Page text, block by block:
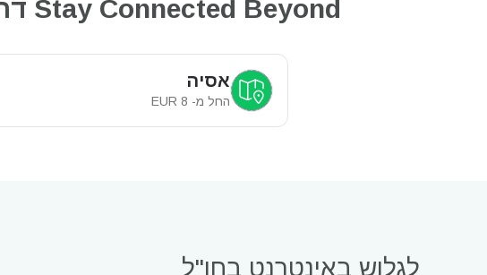
Stay Connected Beyond דרום קוריאה with Regional & Global eSIM Plans
אסיה
החל מ- EUR 8
לגלוש באינטרנט בחו"ל